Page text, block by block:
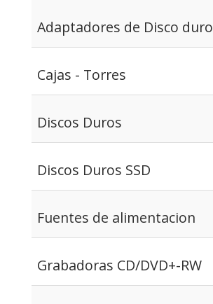
Adaptadores de Disco duro
Cajas - Torres
Discos Duros
Discos Duros SSD
Fuentes de alimentacion
Grabadoras CD/DVD+-RW